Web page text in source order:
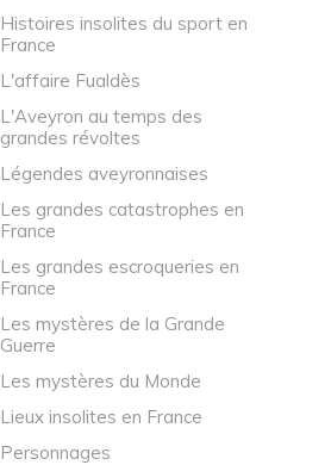
Histoires insolites du sport en
France
L'affaire Fualdès
L'Aveyron au temps des
grandes révoltes
Légendes aveyronnaises
Les grandes catastrophes en
France
Les grandes escroqueries en
France
Les mystères de la Grande
Guerre
Les mystères du Monde
Lieux insolites en France
Personnages